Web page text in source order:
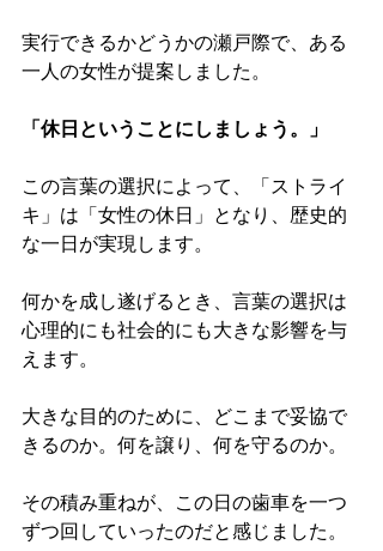
実行できるかどうかの瀬戸際で、ある
一人の女性が提案しました。
「休日ということにしましょう。」
この言葉の選択によって、「ストライ
キ」は「女性の休日」となり、歴史的
な一日が実現します。
何かを成し遂げるとき、言葉の選択は
心理的にも社会的にも大きな影響を与
えます。
大きな目的のために、どこまで妥協で
きるのか。何を譲り、何を守るのか。
その積み重ねが、この日の歯車を一つ
ずつ回していったのだと感じました。